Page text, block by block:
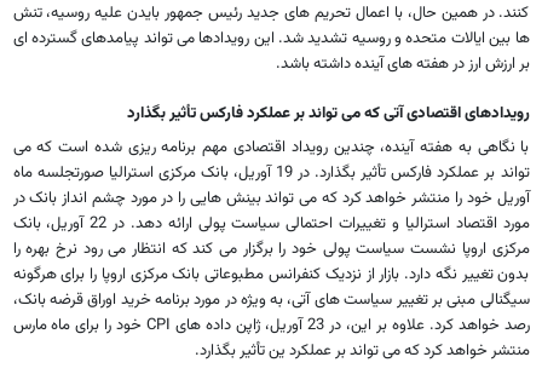
کنند. در همین حال، با اعمال تحریم های جدید رئیس جمهور بایدن علیه روسیه، تنش
ها بین ایالات متحده و روسیه تشدید شد. این رویدادها می تواند پیامدهای گسترده ای
بر ارزش ارز در هفته های آینده داشته باشد.
رویدادهای اقتصادی آتی که می تواند بر عملکرد فارکس تأثیر بگذارد
با نگاهی به هفته آینده، چندین رویداد اقتصادی مهم برنامه ریزی شده است که می
تواند بر عملکرد فارکس تأثیر بگذارد. در 19 آوریل، بانک مرکزی استرالیا صورتجلسه ماه
آوریل خود را منتشر خواهد کرد که می تواند بینش هایی را در مورد چشم انداز بانک در
مورد اقتصاد استرالیا و تغییرات احتمالی سیاست پولی ارائه دهد. در 22 آوریل، بانک
مرکزی اروپا نشست سیاست پولی خود را برگزار می کند که انتظار می رود نرخ بهره را
بدون تغییر نگه دارد. بازار از نزدیک کنفرانس مطبوعاتی بانک مرکزی اروپا را برای هرگونه
سیگنالی مبنی بر تغییر سیاست های آتی، به ویژه در مورد برنامه خرید اوراق قرضه بانک،
رصد خواهد کرد. علاوه بر این، در 23 آوریل، ژاپن داده های CPI خود را برای ماه مارس
منتشر خواهد کرد که می تواند بر عملکرد ین تأثیر بگذارد.